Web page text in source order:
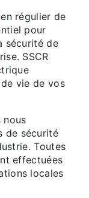
régulier de
pour
sécurité de
SSCR
vie de vos
nous
de sécurité
Toutes
effectuées
locales